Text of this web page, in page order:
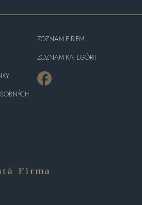
ZOZNAM FIRIEM
ZOZNAM KATEGÓRII